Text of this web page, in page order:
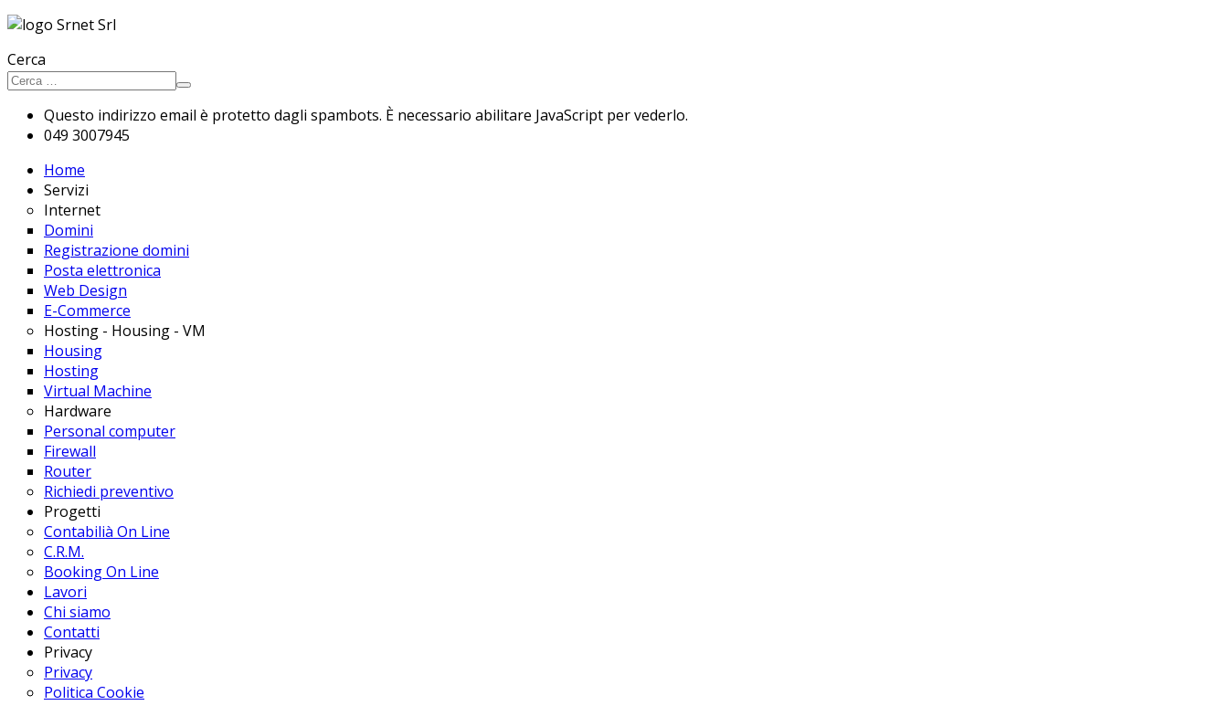
Cerca
Questo indirizzo email è protetto dagli spambots. È necessario abilitare JavaScript per vederlo.
049 3007945
Home
Servizi
Internet
Domini
Registrazione domini
Posta elettronica
Web Design
E-Commerce
Hosting - Housing - VM
Housing
Hosting
Virtual Machine
Hardware
Personal computer
Firewall
Router
Richiedi preventivo
Progetti
Contabilià On Line
C.R.M.
Booking On Line
Lavori
Chi siamo
Contatti
Privacy
Privacy
Politica Cookie